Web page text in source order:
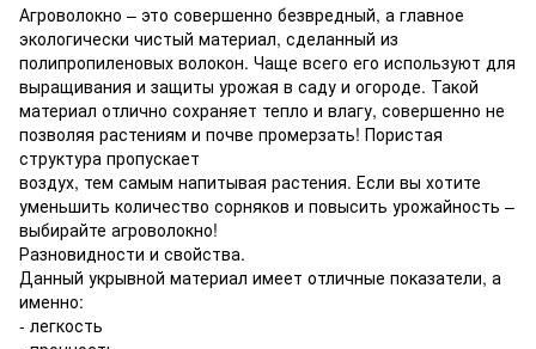
Агроволокно – это совершенно безвредный, а главное
экологически чистый материал, сделанный из
полипропиленовых волокон. Чаще всего его используют для
выращивания и защиты урожая в саду и огороде. Такой
материал отлично сохраняет тепло и влагу, совершенно не
позволяя растениям и почве промерзать! Пористая
структура пропускает
воздух, тем самым напитывая растения. Если вы хотите
уменьшить количество сорняков и повысить урожайность –
выбирайте агроволокно!
Разновидности и свойства.
Данный укрывной материал имеет отличные показатели, а
именно:
- легкость